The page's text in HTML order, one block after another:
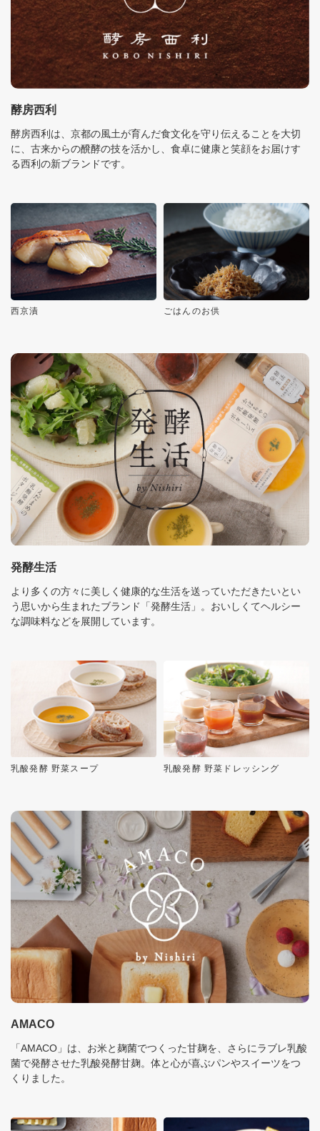
酵房西利
酵房西利は、京都の風土が育んだ食文化を守り伝えることを大切
に、古来からの醗酵の技を活かし、食卓に健康と笑顔をお届けす
る西利の新ブランドです。
西京漬 ごはんのお供
発酵生活
より多くの方々に美しく健康的な生活を送っていただきたいとい
う思いから生まれたブランド「発酵生活」。おいしくてヘルシー
な調味料などを展開しています。
乳酸発酵 野菜スープ 乳酸発酵 野菜ドレッシング
AMACO
「AMACO」は、お米と麹菌でつくった甘麹を、さらにラブレ乳酸
菌で発酵させた乳酸発酵甘麹。体と心が喜ぶパンやスイーツをつ
くりました。